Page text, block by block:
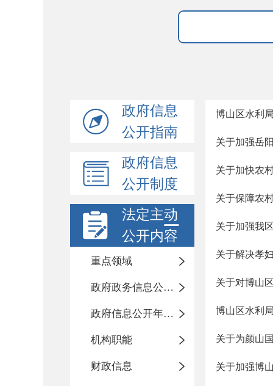
政府信息
公开指南
政府信息
公开制度
法定主动
公开内容
重点领域
政府政务信息公开目录
政府信息公开年度报告
机构职能
财政信息
博山区水利
关于加强岳
关于加快农
关于保障农
关于加强我
关于解决孝
关于对博山
博山区水利
关于为颜山
关于加强博